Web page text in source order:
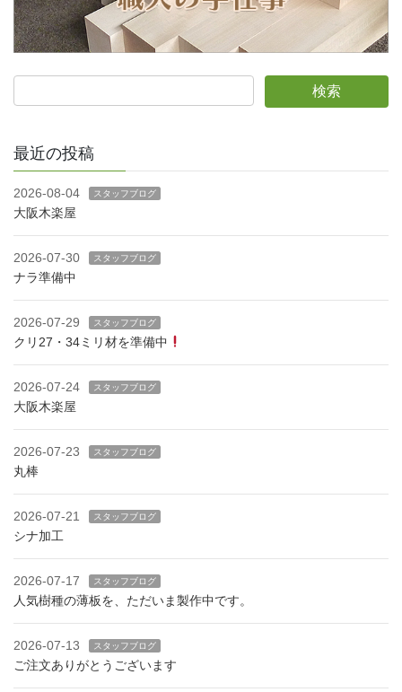
最近の投稿
2026-08-04 スタッフブログ
大阪木楽屋
2026-07-30 スタッフブログ
ナラ準備中
2026-07-29 スタッフブログ
クリ27・34ミリ材を準備中
2026-07-24 スタッフブログ
大阪木楽屋
2026-07-23 スタッフブログ
丸棒
2026-07-21 スタッフブログ
シナ加工
2026-07-17 スタッフブログ
人気樹種の薄板を、ただいま製作中です。
2026-07-13 スタッフブログ
ご注文ありがとうございます